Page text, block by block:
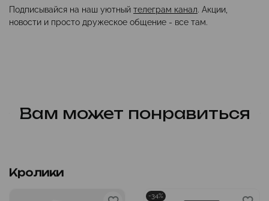
Подписывайся на наш уютный телеграм канал. Акции,
новости и просто дружеское общение - все там.
Вам может понравиться
Кролики
-34%